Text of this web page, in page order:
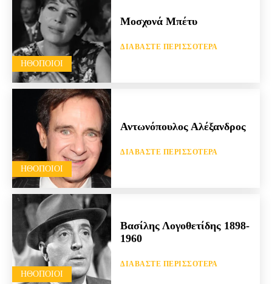
HΘΟΠΟΙΟΊ
Μοσχονά Μπέτυ
ΔΙΑΒΆΣΤΕ ΠΕΡΙΣΣΌΤΕΡΑ
HΘΟΠΟΙΟΊ
Αντωνόπουλος Αλέξανδρος
ΔΙΑΒΆΣΤΕ ΠΕΡΙΣΣΌΤΕΡΑ
HΘΟΠΟΙΟΊ
Βασίλης Λογοθετίδης 1898-
1960
ΔΙΑΒΆΣΤΕ ΠΕΡΙΣΣΌΤΕΡΑ